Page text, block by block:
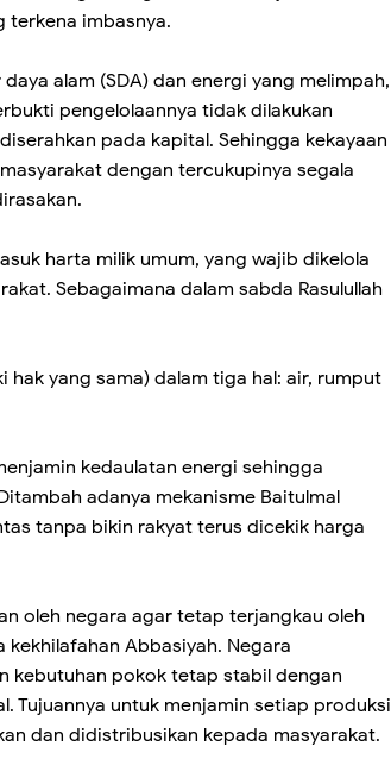
terkena imbasnya.
alam (SDA) dan energi yang melimpah,
pengelolaannya tidak dilakukan
pada kapital. Sehingga kekayaan
dengan tercukupinya segala
harta milik umum, yang wajib dikelola
Sebagaimana dalam sabda Rasulullah
hak yang sama) dalam tiga hal: air, rumput
kedaulatan energi sehingga
adanya mekanisme Baitulmal
tanpa bikin rakyat terus dicekik harga
oleh negara agar tetap terjangkau oleh
Abbasiyah. Negara
kebutuhan pokok tetap stabil dengan
Tujuannya untuk menjamin setiap produksi
dan didistribusikan kepada masyarakat.